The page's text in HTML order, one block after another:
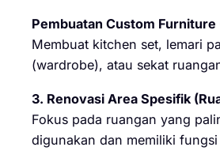
Pembuatan Custom
Membuat kitchen set, lemari
(wardrobe), atau sekat
3. Renovasi Area Spesifik
Fokus pada ruangan yang
digunakan dan memiliki